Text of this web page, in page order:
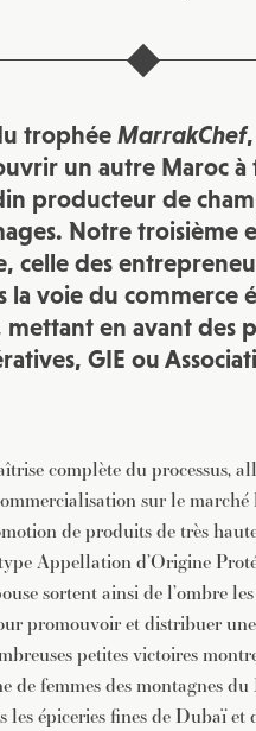
trophée MarrakChef
un autre Maroc à
producteur de
Notre troisième
celle des
la voie du commerce
en avant des
GIE ou
complète du processus,
sur le marché
de produits de très
Appellation d’Origine
sortent ainsi de l’ombre
promouvoir et distribuer
petites victoires
de femmes des montagnes
les épiceries fines de Dubaï et